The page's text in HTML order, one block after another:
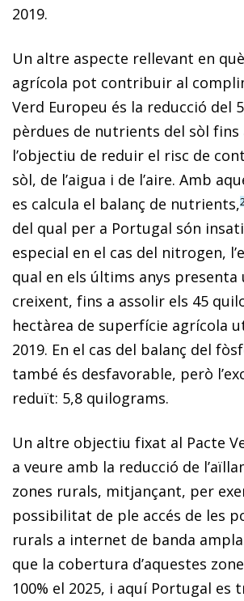
2019.
Un altre aspecte rellevant en
agrícola pot contribuir al
Verd Europeu és la reducció del
pèrdues de nutrients del sòl fins
l’objectiu de reduir el risc de
sòl, de l’aigua i de l’aire. Amb
es calcula el balanç de nutrients,
del qual per a Portugal són
especial en el cas del nitrogen,
qual en els últims anys presenta
creixent, fins a assolir els 45
hectàrea de superfície agrícola
2019. En el cas del balanç del
també és desfavorable, però
reduït: 5,8 quilograms.
Un altre objectiu fixat al Pacte
a veure amb la reducció de
zones rurals, mitjançant, per
possibilitat de ple accés de les
rurals a internet de banda
que la cobertura d’aquestes
100% el 2025, i aquí Portugal es